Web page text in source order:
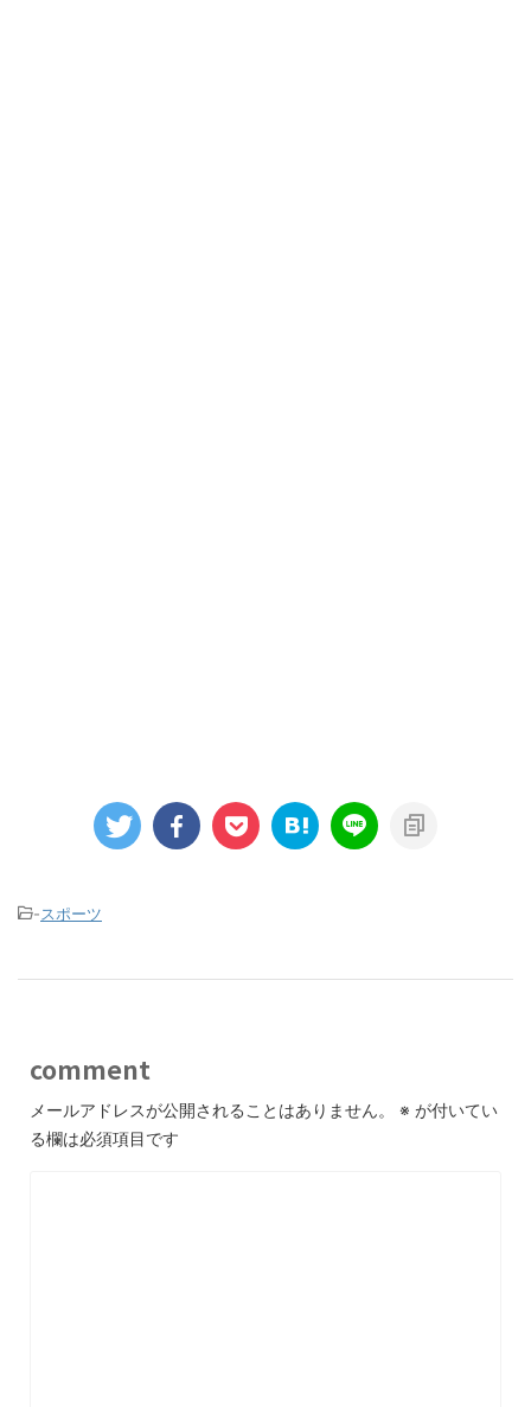
-スポーツ
comment
メールアドレスが公開されることはありません。 ※ が付いてい
る欄は必須項目です